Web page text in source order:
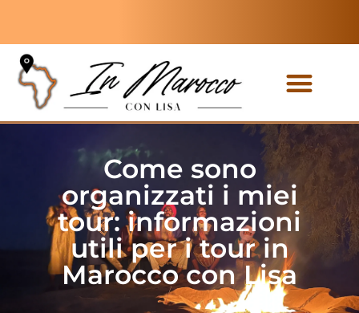
Come sono
organizzati i miei
tour: informazioni
utili per i tour in
Marocco con Lisa